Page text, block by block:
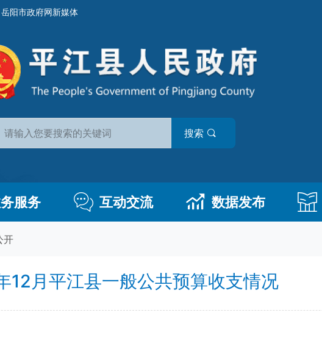
岳阳市政府网新媒体
搜索
服务 互动交流 数据发布
开
12月平江县一般公共预算收支情况